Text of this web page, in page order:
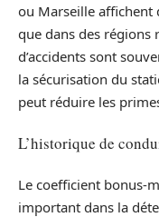
ou Marseille affichent
que dans des régions
d’accidents sont
la sécurisation du
peut réduire les
L’historique de
Le coefficient bonus-
important dans la